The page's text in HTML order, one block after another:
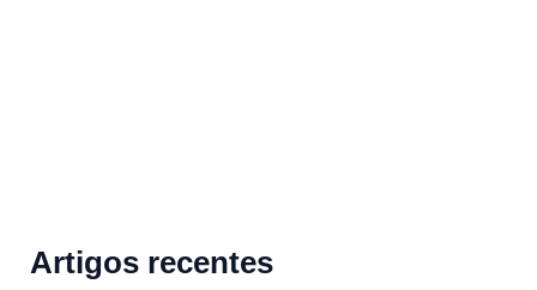
Artigos recentes